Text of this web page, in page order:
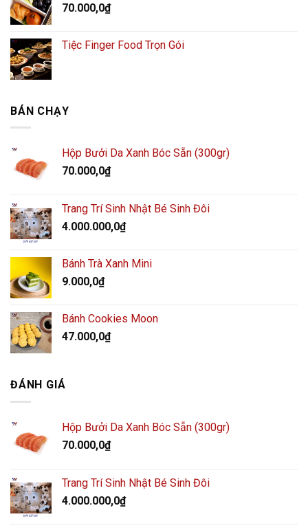
70.000,0₫
Tiệc Finger Food Trọn Gói
BÁN CHẠY
Hộp Bưởi Da Xanh Bóc Sẵn (300gr)
70.000,0₫
Trang Trí Sinh Nhật Bé Sinh Đôi
4.000.000,0₫
Bánh Trà Xanh Mini
9.000,0₫
Bánh Cookies Moon
47.000,0₫
ĐÁNH GIÁ
Hộp Bưởi Da Xanh Bóc Sẵn (300gr)
70.000,0₫
Trang Trí Sinh Nhật Bé Sinh Đôi
4.000.000,0₫